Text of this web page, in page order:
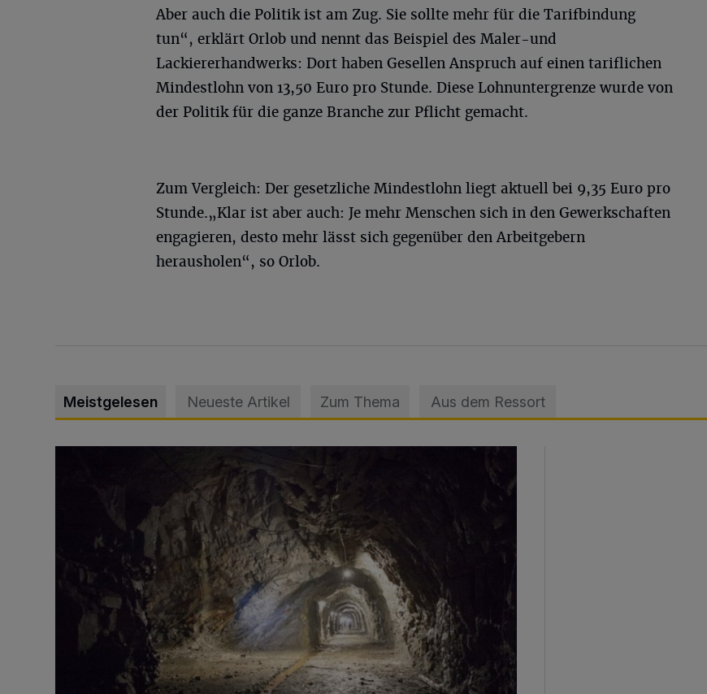
Aber auch die Politik ist am Zug. Sie sollte mehr für die Tarifbindung
tun“, erklärt Orlob und nennt das Beispiel des Maler-und
Lackiererhandwerks: Dort haben Gesellen Anspruch auf einen tariflichen
Mindestlohn von 13,50 Euro pro Stunde. Diese Lohnuntergrenze wurde von
der Politik für die ganze Branche zur Pflicht gemacht.
Zum Vergleich: Der gesetzliche Mindestlohn liegt aktuell bei 9,35 Euro pro
Stunde.„Klar ist aber auch: Je mehr Menschen sich in den Gewerkschaften
engagieren, desto mehr lässt sich gegenüber den Arbeitgebern
herausholen“, so Orlob.
Meistgelesen Neueste Artikel Zum Thema Aus dem Ressort